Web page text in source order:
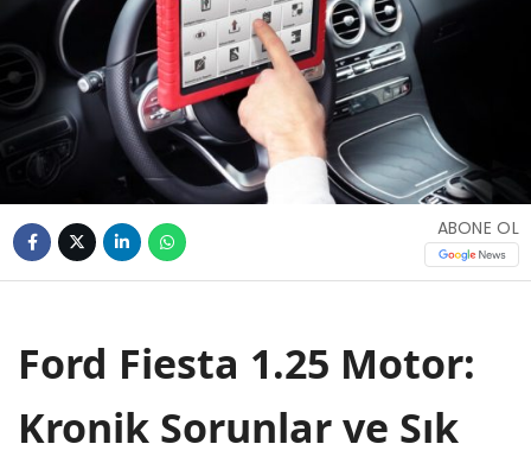
ABONE OL
Ford Fiesta 1.25 Motor:
Kronik Sorunlar ve Sık